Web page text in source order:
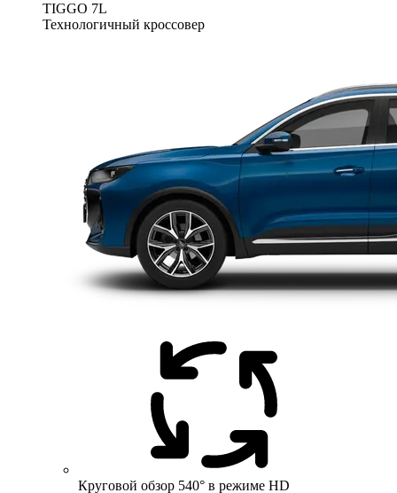
TIGGO 7L
Технологичный кроссовер
Круговой обзор 540° в режиме HD